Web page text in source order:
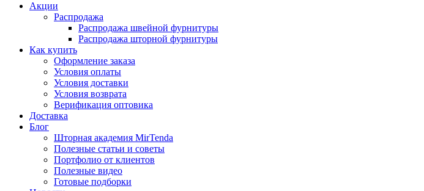
Акции
Распродажа
Распродажа швейной фурнитуры
Распродажа шторной фурнитуры
Как купить
Оформление заказа
Условия оплаты
Условия доставки
Условия возврата
Верификация оптовика
Доставка
Блог
Шторная академия MirTenda
Полезные статьи и советы
Портфолио от клиентов
Полезные видео
Готовые подборки